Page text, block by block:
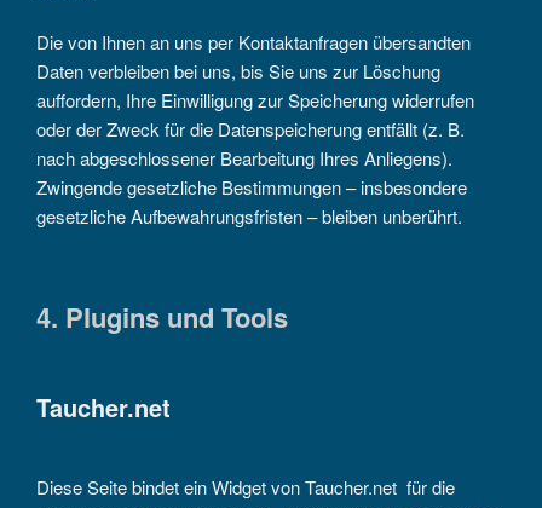
Die von Ihnen an uns per Kontaktanfragen übersandten
Daten verbleiben bei uns, bis Sie uns zur Löschung
auffordern, Ihre Einwilligung zur Speicherung widerrufen
oder der Zweck für die Datenspeicherung entfällt (z. B.
nach abgeschlossener Bearbeitung Ihres Anliegens).
Zwingende gesetzliche Bestimmungen – insbesondere
gesetzliche Aufbewahrungsfristen – bleiben unberührt.
4. Plugins und Tools
Taucher.net
Diese Seite bindet ein Widget von Taucher.net für die